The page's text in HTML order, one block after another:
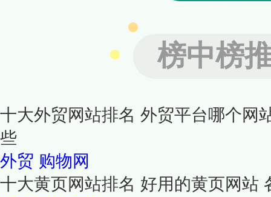
榜中榜
十大外贸网站排名 外贸平台哪个网
些
外贸 购物网
十大黄页网站排名 好用的黄页网站